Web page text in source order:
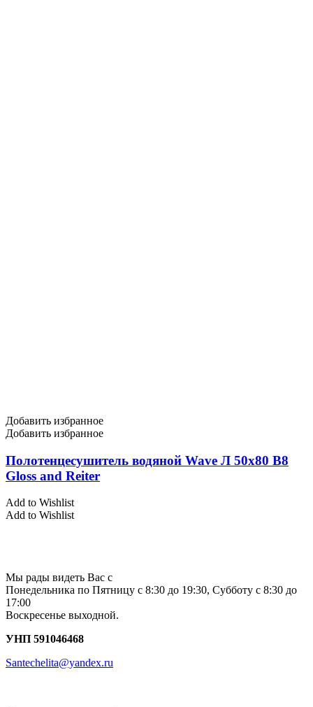
Добавить избранное
Добавить избранное
Полотенцесушитель водяной Wave Л 50х80 В8
Gloss and Reiter
Add to Wishlist
Add to Wishlist
Мы рады видеть Вас с
Понедельника по Пятницу с 8:30 до 19:30, Субботу с 8:30 до
17:00
Воскресенье выходной.
УНП 591046468
Santechelita@yandex.ru